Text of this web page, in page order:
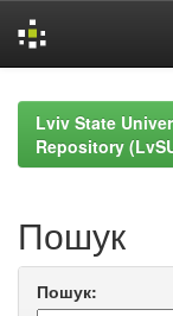
navigationLviv State
Repository
Пошук
Пошук: